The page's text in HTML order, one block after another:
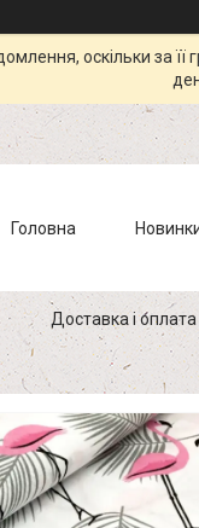
оскільки за
Головна
Доставка і оплата